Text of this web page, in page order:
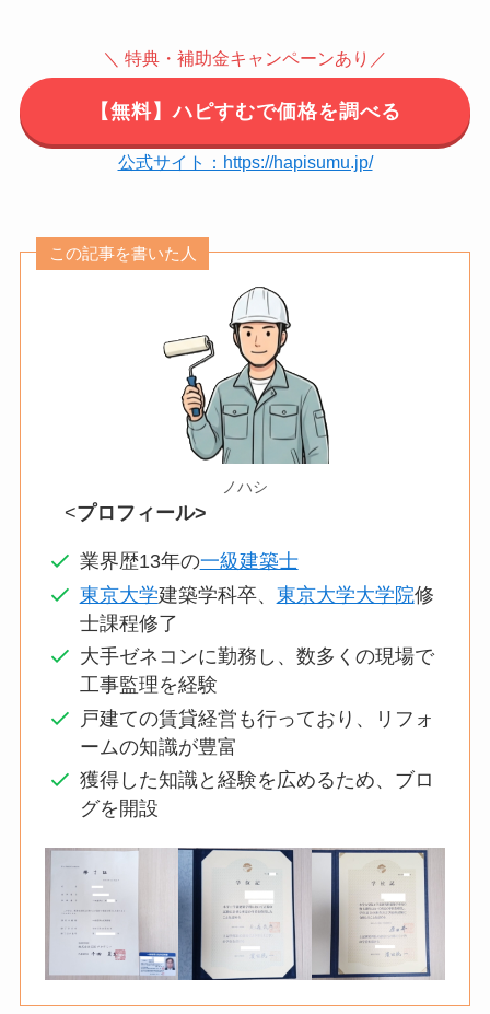
＼ 特典・補助金キャンペーンあり／
【無料】ハピすむで価格を調べる
公式サイト：https://hapisumu.jp/
この記事を書いた人
ノハシ
<プロフィール>
業界歴13年の一級建築士
東京大学建築学科卒、 東京大学大学院修
士課程修了
大手ゼネコンに勤務し、数多くの現場で
工事監理を経験
戸建ての賃貸経営も行っており、リフォ
ームの知識が豊富
獲得した知識と経験を広めるため、ブロ
グを開設